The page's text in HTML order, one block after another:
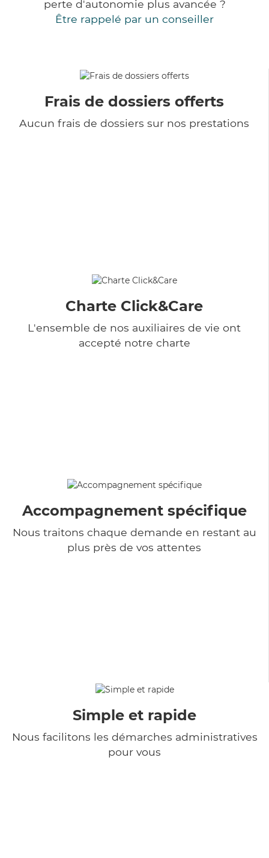
perte d'autonomie plus avancée ?
Être rappelé par un conseiller
Frais de dossiers offerts
Aucun frais de dossiers sur nos prestations
Charte Click&Care
L'ensemble de nos auxiliaires de vie ont
accepté notre charte
Accompagnement spécifique
Nous traitons chaque demande en restant au
plus près de vos attentes
Simple et rapide
Nous facilitons les démarches administratives
pour vous